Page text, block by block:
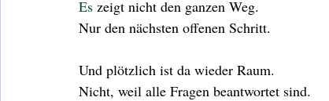
Es zeigt nicht den ganzen Weg.
Nur den nächsten offenen Schritt.
Und plötzlich ist da wieder Raum.
Nicht, weil alle Fragen beantwortet sind.